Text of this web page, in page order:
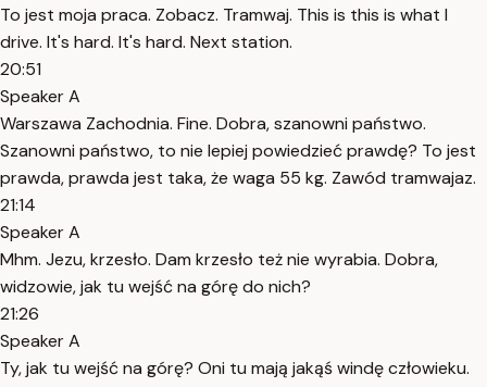
To jest moja praca. Zobacz. Tramwaj. This is this is what I
drive. It's hard. It's hard. Next station.
20:51
Speaker A
Warszawa Zachodnia. Fine. Dobra, szanowni państwo.
Szanowni państwo, to nie lepiej powiedzieć prawdę? To jest
prawda, prawda jest taka, że waga 55 kg. Zawód tramwajaz.
21:14
Speaker A
Mhm. Jezu, krzesło. Dam krzesło też nie wyrabia. Dobra,
widzowie, jak tu wejść na górę do nich?
21:26
Speaker A
Ty, jak tu wejść na górę? Oni tu mają jakąś windę człowieku.